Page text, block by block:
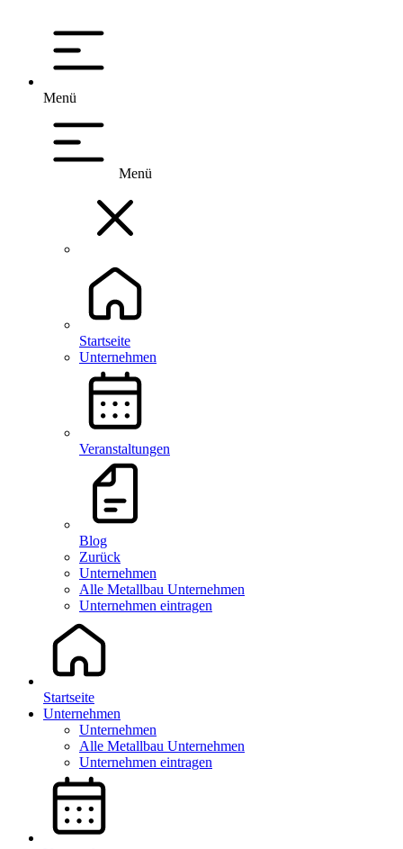
Menü
Menü
Startseite
Unternehmen
Veranstaltungen
Blog
Zurück
Unternehmen
Alle Metallbau Unternehmen
Unternehmen eintragen
Startseite
Unternehmen
Unternehmen
Alle Metallbau Unternehmen
Unternehmen eintragen